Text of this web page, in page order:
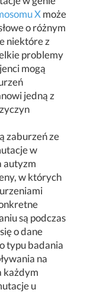
Xmoże
o różnym
niektóre z
problemy
mogą
jedną z
zaburzeń ze
w
autyzm
w których
są podczas
o dane
typu badania
na
każdym
u